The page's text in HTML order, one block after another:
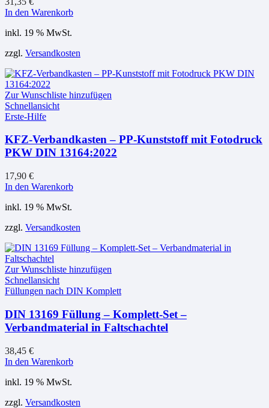
In den Warenkorb
inkl. 19 % MwSt.
zzgl. Versandkosten
Zur Wunschliste hinzufügen
Schnellansicht
Erste-Hilfe
KFZ-Verbandkasten – PP-Kunststoff mit Fotodruck
PKW DIN 13164:2022
17,90 €
In den Warenkorb
inkl. 19 % MwSt.
zzgl. Versandkosten
Zur Wunschliste hinzufügen
Schnellansicht
Füllungen nach DIN Komplett
DIN 13169 Füllung – Komplett-Set –
Verbandmaterial in Faltschachtel
38,45 €
In den Warenkorb
inkl. 19 % MwSt.
zzgl. Versandkosten